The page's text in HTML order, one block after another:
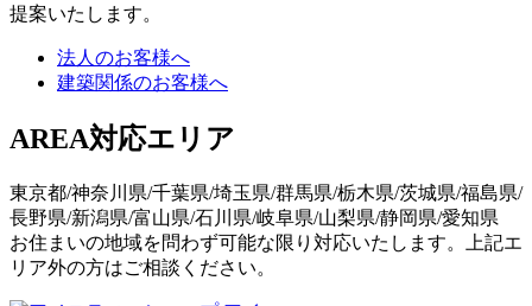
提案いたします。
法人のお客様へ
建築関係のお客様へ
AREA対応エリア
東京都/神奈川県/千葉県/埼玉県/群馬県/栃木県/茨城県/福島県/
長野県/新潟県/富山県/石川県/岐阜県/山梨県/静岡県/愛知県
お住まいの地域を問わず可能な限り対応いたします。上記エ
リア外の方はご相談ください。